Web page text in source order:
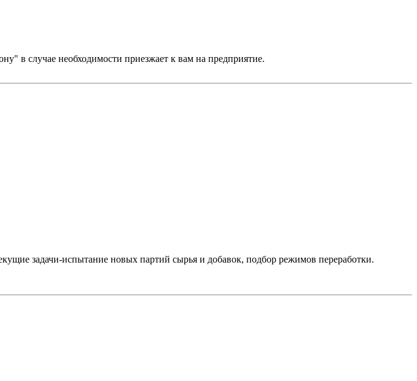
в случае необходимости приезжает к вам на предприятие.
задачи-испытание новых партий сырья и добавок, подбор режимов переработки.